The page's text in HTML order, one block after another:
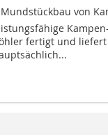
von
fertigt und